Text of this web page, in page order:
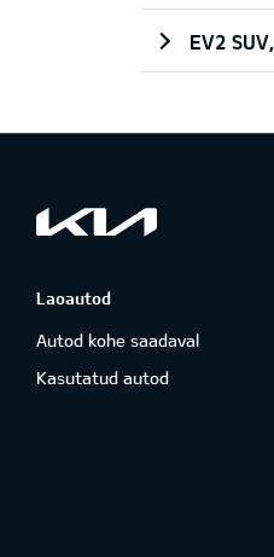
EV2
Laoautod
Autod kohe saadaval
Kasutatud autod